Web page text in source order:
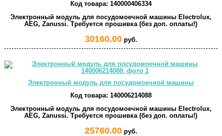
Код товара: 140000406334
Электронный модуль для посудомоечной машины Electrolux,
AEG, Zanussi. Требуется прошивка (без доп. оплаты!)
30160.00руб.
Электронный модуль для посудомоечной машины
Код товара: 140006214088
Электронный модуль для посудомоечной машины Electrolux,
AEG, Zanussi. Требуется прошивка (без доп. оплаты!)
25760.00руб.